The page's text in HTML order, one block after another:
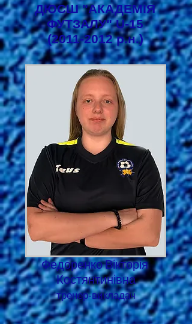
ДЮСШ "АКАДЕМІЯ
ФУТЗАЛУ" U-15
(2011-2012р.н.)
Федоренко Вікторія
Костянтинівна
тренер-викладач